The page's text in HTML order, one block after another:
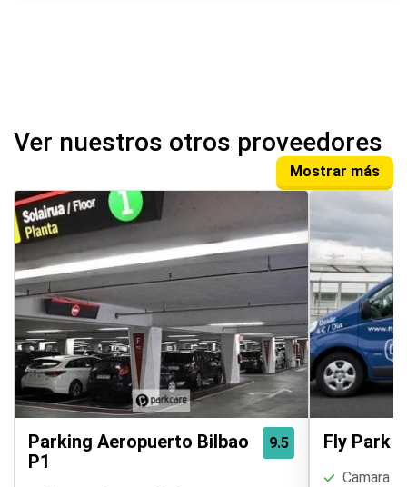
Ver nuestros otros proveedores
Mostrar más
9.5
Parking Aeropuerto Bilbao
P1
Fly Park
Camara